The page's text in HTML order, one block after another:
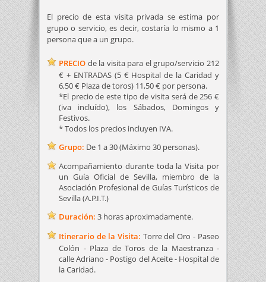
El precio de esta visita privada se estima por
grupo o servicio, es decir, costaría lo mismo a 1
persona que a un grupo.
PRECIO de la visita para el grupo/servicio 212
€ + ENTRADAS (5 € Hospital de la Caridad y
6,50 € Plaza de toros) 11,50 € por persona.
*El precio de este tipo de visita será de 256 €
(iva incluído), los Sábados, Domingos y
Festivos.
* Todos los precios incluyen IVA.
Grupo: De 1 a 30 (Máximo 30 personas).
Acompañamiento durante toda la Visita por
un Guía Oficial de Sevilla, miembro de la
Asociación Profesional de Guías Turísticos de
Sevilla (A.P.I.T.)
Duración: 3 horas aproximadamente.
Itinerario de la Visita: Torre del Oro - Paseo
Colón - Plaza de Toros de la Maestranza -
calle Adriano - Postigo del Aceite - Hospital de
la Caridad.